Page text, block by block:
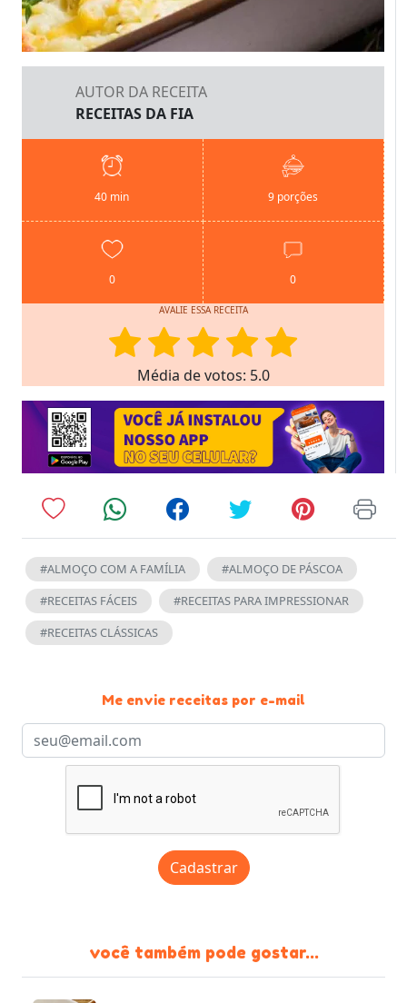
AUTOR DA RECEITA
RECEITAS DA FIA
40 min 9 porções
0 0
AVALIE ESSA RECEITA
Média de votos: 5.0
#ALMOÇO COM A FAMÍLIA
#ALMOÇO DE PÁSCOA
#RECEITAS FÁCEIS
#RECEITAS PARA IMPRESSIONAR
#RECEITAS CLÁSSICAS
Me envie receitas por e-mail
Cadastrar
você também pode gostar...